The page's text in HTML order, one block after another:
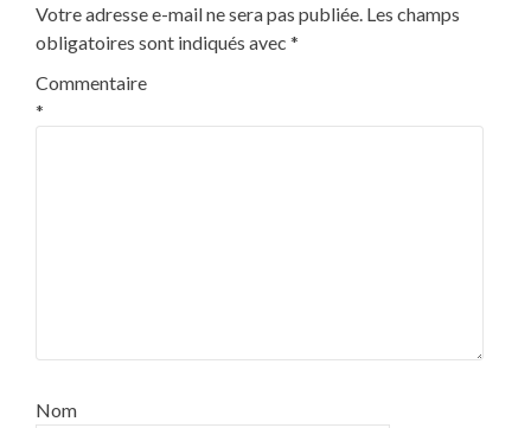
Votre adresse e-mail ne sera pas publiée. Les champs
obligatoires sont indiqués avec *
Commentaire
*
Nom